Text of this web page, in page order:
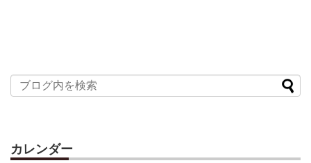
カレンダー